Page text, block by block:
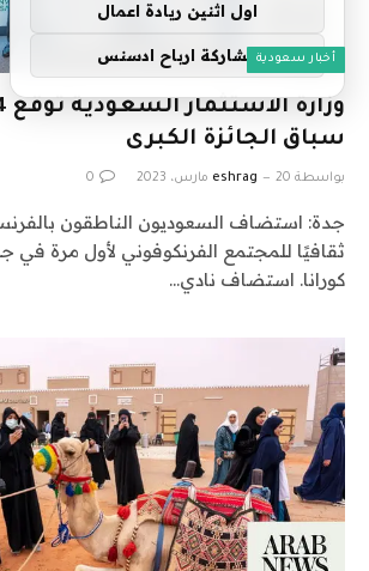
أخبار سعودية
سباق الجائزة الكبرى
بواسطة eshrag 20 مارس، 2023 0
جدة: استضاف السعوديون الناطقون
ثقافيًا للمجتمع الفرنكوفوني لأول مرة في
كورانا. استضاف نادي…
اول اثنين ريادة اعمال
مشاركة ارباح ادسنس